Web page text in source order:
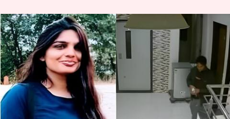
Pune : పూణెలోని హోటల్ గదిలో
మహిళా టెక్కీని కాల్చి చంపిన
బాయ్‌ఫ్రెండ్
వ్రాసిన వారు Sirish Praharaju Jan 29, 2024 09:03 am
ఈ వార్తాకథనం ఏంటి